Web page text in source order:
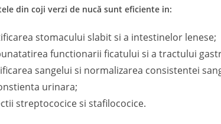
din coji verzi de nucă sunt eficiente in:
stomacului slabit si a intestinelor lenese;
functionarii ficatului si a tractului
sangelui si normalizarea consistentei
urinara;
streptococice si stafilococice.